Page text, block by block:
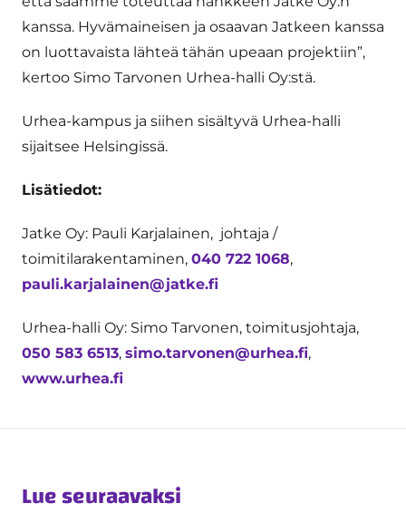
kanssa. Hyvämaineisen ja osaavan Jatkeen kanssa
on luottavaista lähteä tähän upeaan projektiin”,
kertoo Simo Tarvonen Urhea-halli Oy:stä.
Urhea-kampus ja siihen sisältyvä Urhea-halli
sijaitsee Helsingissä.
Lisätiedot:
Jatke Oy: Pauli Karjalainen, johtaja /
toimitilarakentaminen, 040 722 1068,
pauli.karjalainen@jatke.fi
Urhea-halli Oy: Simo Tarvonen, toimitusjohtaja,
050 583 6513, simo.tarvonen@urhea.fi,
www.urhea.fi
Lue seuraavaksi